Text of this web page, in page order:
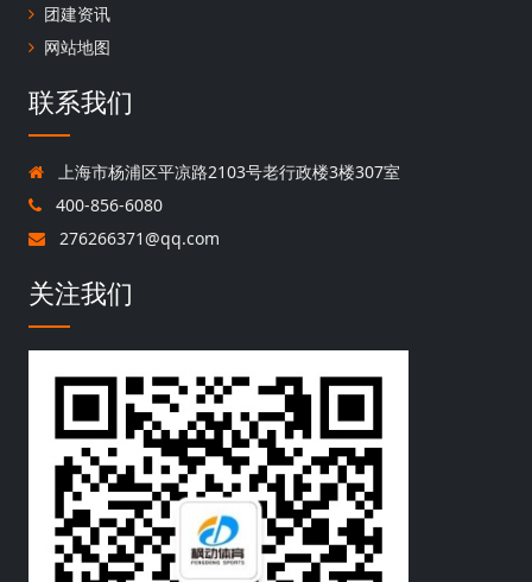
团建资讯
网站地图
联系我们
上海市杨浦区平凉路2103号老行政楼3楼307室
400-856-6080
276266371@qq.com
关注我们